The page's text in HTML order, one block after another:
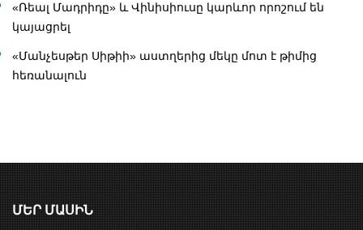
«Ռեալ Մադրիդը» և Վինիսիուսը կարևոր որոշում են
կայացրել
«Մանչեսթեր Սիթիի» աստղերից մեկը մոտ է թիմից
հեռանալուն
ՄԵՐ ՄԱՍԻՆ